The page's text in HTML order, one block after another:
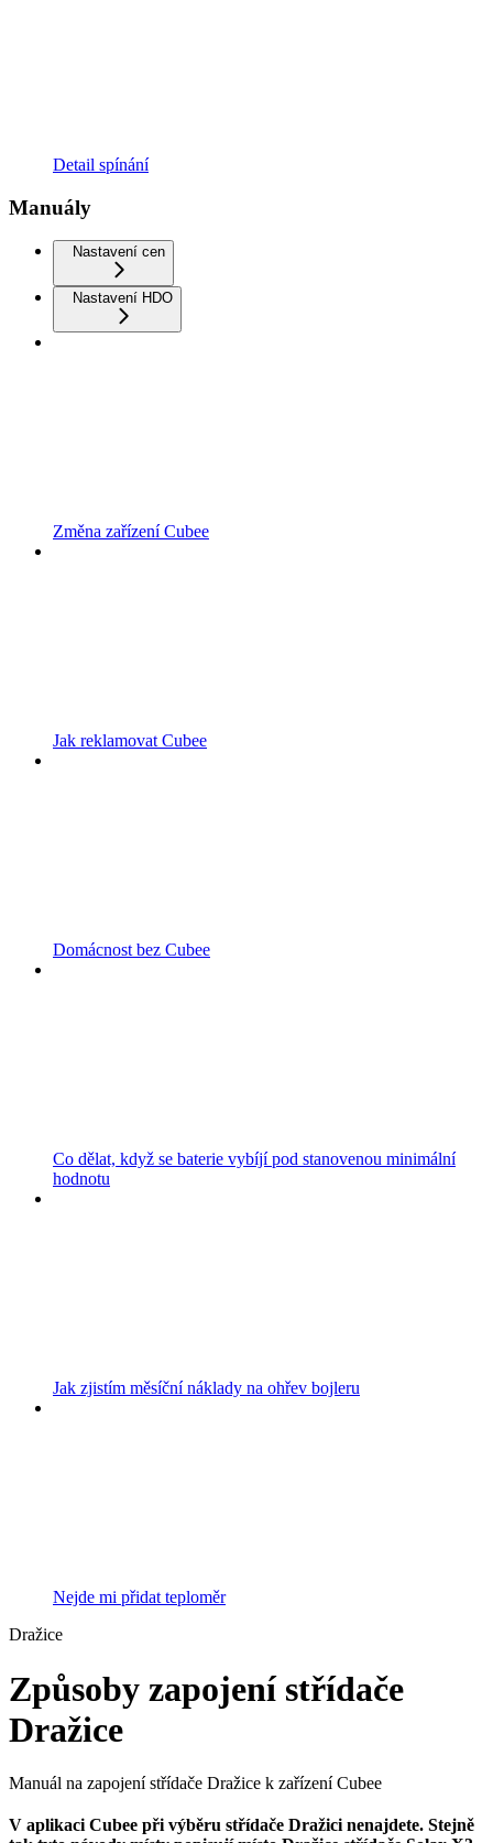
Detail spínání
Manuály
Nastavení cen
Nastavení HDO
Změna zařízení Cubee
Jak reklamovat Cubee
Domácnost bez Cubee
Co dělat, když se baterie vybíjí pod stanovenou minimální
hodnotu
Jak zjistím měsíční náklady na ohřev bojleru
Nejde mi přidat teploměr
Dražice
Způsoby zapojení střídače
Dražice
Manuál na zapojení střídače Dražice k zařízení Cubee
V aplikaci Cubee při výběru střídače Dražici nenajdete. Stejně